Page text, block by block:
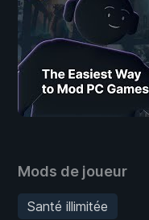
Mods de joueur
Santé illimitée